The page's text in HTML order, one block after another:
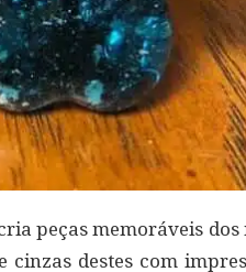
peças memoráveis dos
destes com